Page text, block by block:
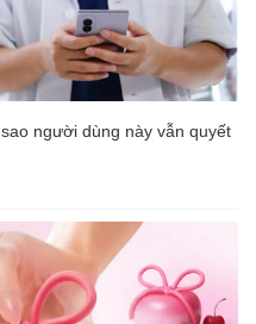
người dùng này vẫn quyết